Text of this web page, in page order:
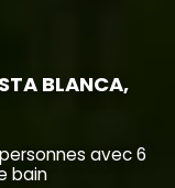
BLANCA,
avec 6
bain